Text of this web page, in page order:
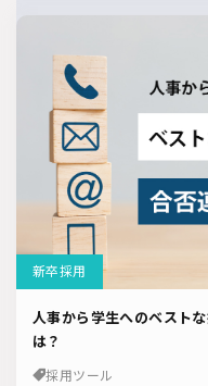
新卒採用
人事から学生へのベスト
は？
採用ツール